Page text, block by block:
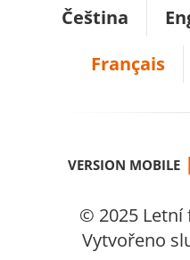
Čeština
Français
VERSION MOBILE |
© 2025 Letní
Vytvořeno